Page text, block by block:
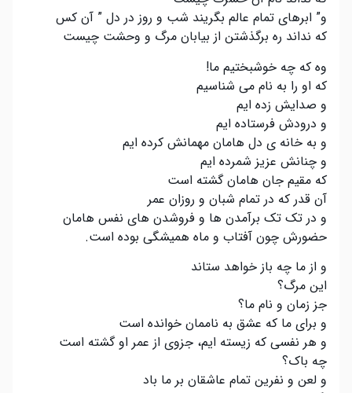
و” ابرهای تمام عالم بگریند شب و روز در دل ” آن کس
که نداند ره برگذشتن از بیابان مرگ و وحشت چیست
وه که چه خوشبختیم ما!
که او را به نام می شناسیم
و صدایش زده ایم
و درودش فرستاده ایم
و به خانه ی دل هامان مهمانش کرده ایم
و چنانش عزیز شمرده ایم
که مقیم جان هامان گشته است
آن قدر که در تمام شبان و روزان عمر
و در تک تک برآمدن ها و فروشدن های نفس هامان
حضورش چون آفتاب و ماه همیشگی بوده است.
و از ما چه باز خواهد ستاند
این مرگ؟
جز زمان و نام ما؟
و برای ما که عشق به ناممان خوانده است
و هر نفسی که زیسته ایم، جزوی از عمر او گشته است
چه باک؟
و لعن و نفرین تمام عاشقان بر ما باد